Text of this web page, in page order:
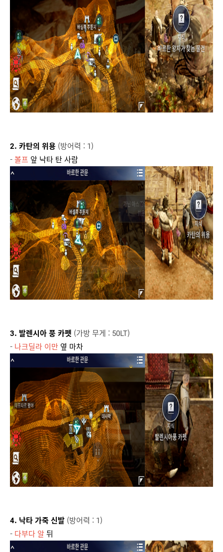
2. 카탄의 위용 (방어력 : 1)
-볼프 앞 낙타 탄 사람
3. 발렌시아 풍 카펫 (가방 무게 : 50LT)
- 나크딜라 이만 옆 마차
4. 낙타 가죽 신발 (방어력 : 1)
- 다부다 알뒤